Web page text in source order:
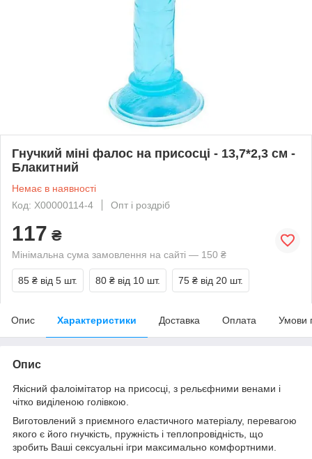
Гнучкий міні фалос на присосці - 13,7*2,3 см -
Блакитний
Немає в наявності
Код: X00000114-4
Опт і роздріб
117 ₴
Мінімальна сума замовлення на сайті — 150 ₴
85 ₴ від 5 шт. 80 ₴ від 10 шт. 75 ₴ від 20 шт.
Опис Характеристики Доставка Оплата Умови
Опис
Якісний фалоімітатор на присосці, з рельєфними венами і
чітко виділеною голівкою.
Виготовлений з приємного еластичного матеріалу, перевагою
якого є його гнучкість, пружність і теплопровідність, що
зробить Ваші сексуальні ігри максимально комфортними.